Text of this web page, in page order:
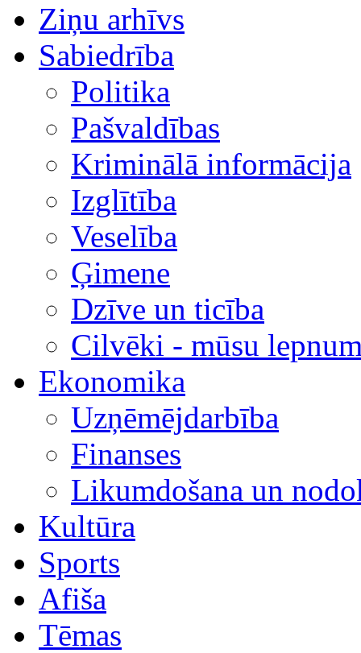
Ziņu arhīvs
Sabiedrība
Politika
Pašvaldības
Kriminālā informācija
Izglītība
Veselība
Ģimene
Dzīve un ticība
Cilvēki - mūsu
Ekonomika
Uzņēmējdarbība
Finanses
Likumdošana un
Kultūra
Sports
Afiša
Tēmas